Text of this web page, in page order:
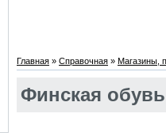
Главная » Справочная » Магазины,
Финская